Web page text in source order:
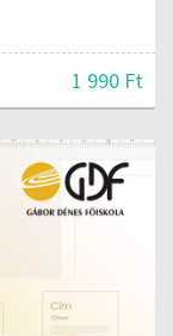
1 990 Ft